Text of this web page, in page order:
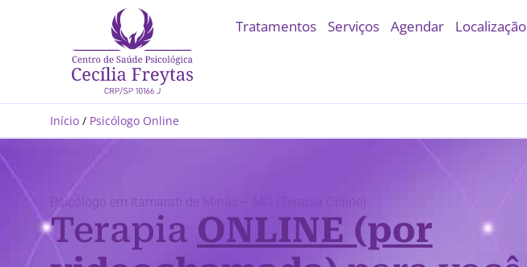
Tratamentos Serviços Agendar Localização
Início / Psicólogo Online
Psicólogo em Itamarati de Minas – MG (Terapia Online)
Terapia ONLINE (por